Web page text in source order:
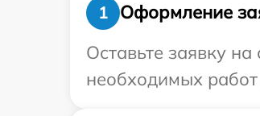
1
Оформление
Оставьте заявку
необходимых